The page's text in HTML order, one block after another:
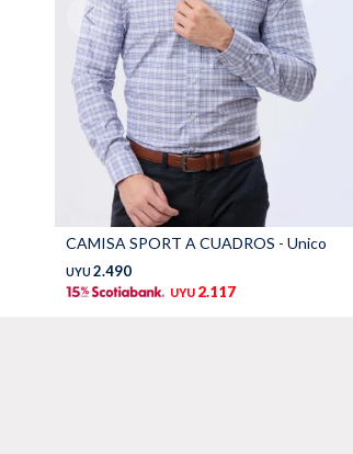
CAMISA SPORT A CUADROS - Unico
UYU 2.490
UYU 2.117